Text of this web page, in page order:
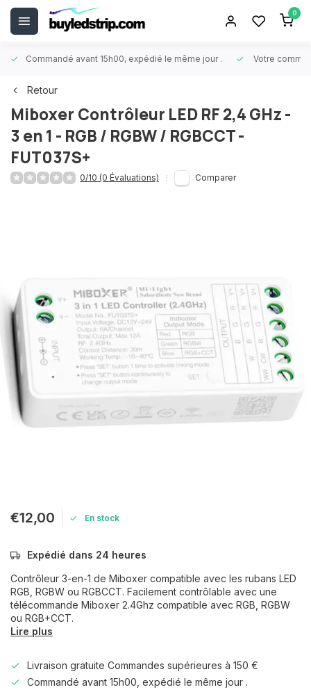
0
Commandé avant 15h00, expédié le même jour . Votre
Retour
Miboxer Contrôleur LED RF 2,4 GHz -
3 en 1 - RGB / RGBW / RGBCCT -
FUT037S+
0/10 (0 Évaluations) Comparer
€12,00 En stock
Expédié dans 24 heures
Contrôleur 3-en-1 de Miboxer compatible avec les rubans LED
RGB, RGBW ou RGBCCT. Facilement contrôlable avec une
télécommande Miboxer 2.4Ghz compatible avec RGB, RGBW
ou RGB+CCT.
Lire plus
Livraison gratuite Commandes supérieures à 150 €
Commandé avant 15h00, expédié le même jour .